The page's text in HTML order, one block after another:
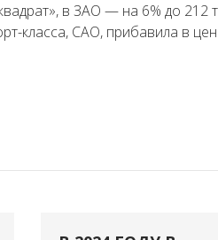
в ЗАО — на 6% до 212
класса, САО, прибавила в